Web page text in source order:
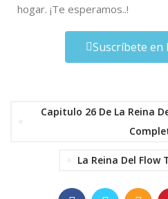
hogar. ¡Te esperamos..!
Suscríbete en
Capitulo 26 De La Reina
La Reina Del Flow